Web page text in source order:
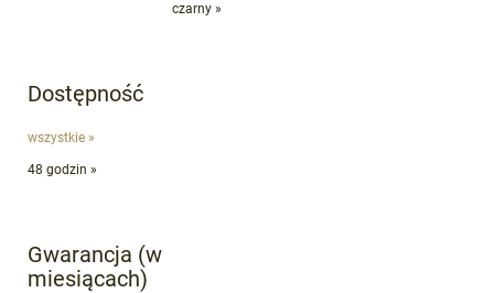
czarny »
Dostępność
wszystkie »
48 godzin »
Gwarancja (w
miesiącach)